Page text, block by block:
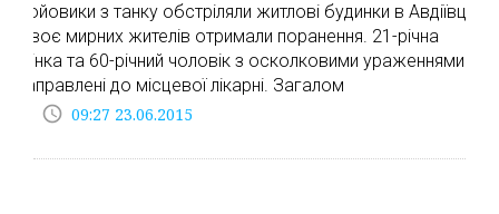
Бойовики з танку обстріляли житлові будинки в Авдіївці.
Двоє мирних жителів отримали поранення. 21-річна
жінка та 60-річний чоловік з осколковими ураженнями
направлені до місцевої лікарні. Загалом
access_time 09:27 23.06.2015